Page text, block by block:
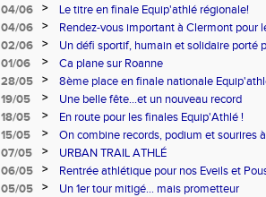
04/06
>
Le titre en finale Equip'athlé régionale!
04/06
>
Rendez-vous important à Clermont pour
02/06
>
Un défi sportif, humain et solidaire porté
du Cœur.
01/06 >
Ca plane sur Roanne
28/05
>
8ème place en finale nationale
19/05
>
Une belle fête...et un nouveau record
18/05
>
En route pour les finales Equip'Athlé !
15/05
>
On combine records, podium et sourires
07/05
>
URBAN TRAIL ATHLÉ
06/05
>
Rentrée athlétique pour nos Eveils et
05/05
>
Un 1er tour mitigé... mais prometteur